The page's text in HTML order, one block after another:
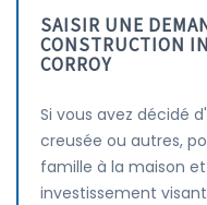
SAISIR UNE
CONSTRUCTION
CORROY
Si vous avez décidé
creusée ou autres,
famille à la maison
investissement